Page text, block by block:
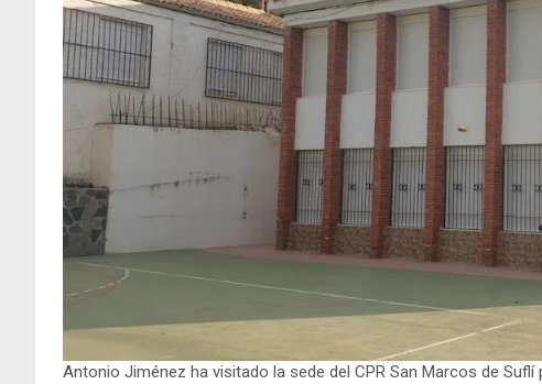
Antonio Jiménez ha visitado la sede del CPR San Marcos de